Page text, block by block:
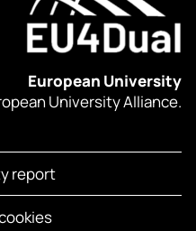
European University
University Alliance.
report